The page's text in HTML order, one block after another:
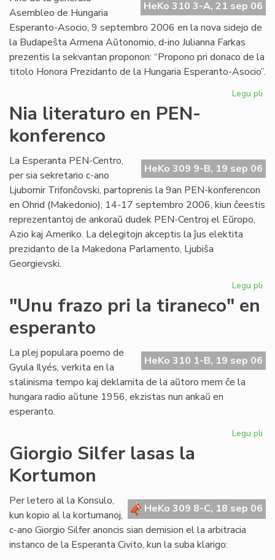
HeKo 310 3-A, 21 sep 06
Asembleo de Hungaria
Esperanto-Asocio, 9 septembro 2006 en la nova sidejo de
la Budapeŝta Armena Aŭtonomio, d-ino Julianna Farkas
prezentis la sekvantan proponon: “Propono pri donaco de la
titolo Honora Prezidanto de la Hungaria Esperanto-Asocio”.
Legu pli
Nia literaturo en PEN-
konferenco
HeKo 309 9-B, 19 sep 06
La Esperanta PEN-Centro,
per sia sekretario c-ano
Ljubomir Trifonĉovski, partoprenis la 9an PEN-konferencon
en Ohrid (Makedonio), 14-17 septembro 2006, kiun ĉeestis
reprezentantoj de ankoraŭ dudek PEN-Centroj el Eŭropo,
Azio kaj Ameriko. La delegitojn akceptis la ĵus elektita
prezidanto de la Makedona Parlamento, Ljubiŝa
Georgievski.
Legu pli
"Unu frazo pri la tiraneco" en
esperanto
HeKo 310 1-B, 19 sep 06
La plej populara poemo de
Gyula Ilyés, verkita en la
stalinisma tempo kaj deklamita de la aŭtoro mem ĉe la
hungara radio aŭtune 1956, ekzistas nun ankaŭ en
esperanto.
Legu pli
Giorgio Silfer lasas la
Kortumon
HeKo 309 8-C, 18 sep 06
Per letero al la Konsulo,
kun kopio al la kortumanoj,
c-ano Giorgio Silfer anoncis sian demision el la arbitracia
instanco de la Esperanta Civito, kun la suba klarigo: